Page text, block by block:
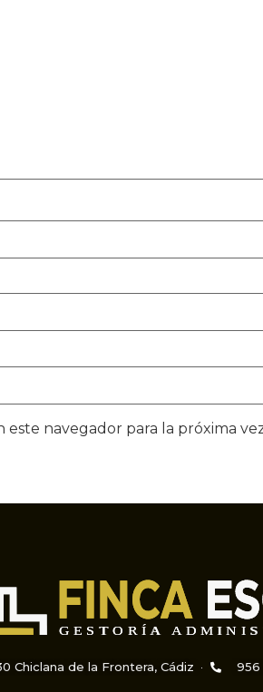
navegador para la próxima
Chiclana de la Frontera, Cádiz 956